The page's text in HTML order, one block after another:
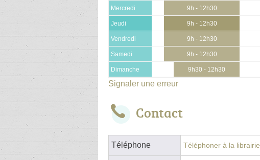
Mercredi 9h - 12h30
Jeudi 9h - 12h30
Vendredi 9h - 12h30
Samedi 9h - 12h30
Dimanche 9h30 - 12h30
Signaler une erreur
Contact
Téléphone Téléphoner à la librairie